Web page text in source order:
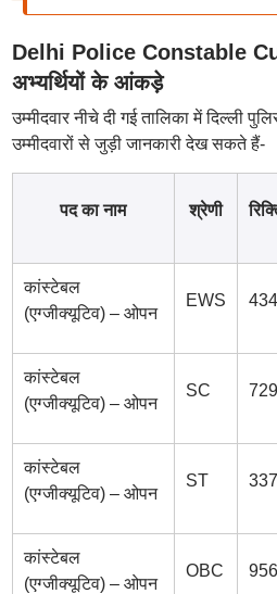
Delhi Police Constable
अभ्यर्थियों के आंकड़े
उम्मीदवार नीचे दी गई तालिका में दिल्ली
उम्मीदवारों से जुड़ी जानकारी देख सकते हैं-
पद का नाम श्रेणी
कांस्टेबल
(एग्जीक्यूटिव) – ओपन
EWS 434
कांस्टेबल
(एग्जीक्यूटिव) – ओपन
SC 729
कांस्टेबल
(एग्जीक्यूटिव) – ओपन
ST 337
कांस्टेबल
(एग्जीक्यूटिव) – ओपन
OBC 956